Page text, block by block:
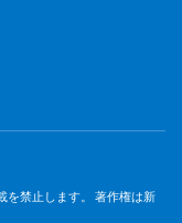
を禁止します。 著作権は新